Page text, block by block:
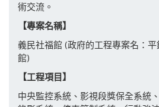
術交流。
【專案名稱】
義民社福館 (政府的工程專案名：
館)
【工程項目】
中央監控系統、影視段獎保全系統